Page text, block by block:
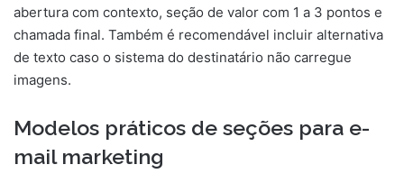
abertura com contexto, seção de valor com 1 a 3 pontos e
chamada final. Também é recomendável incluir alternativa
de texto caso o sistema do destinatário não carregue
imagens.
Modelos práticos de seções para e-
mail marketing